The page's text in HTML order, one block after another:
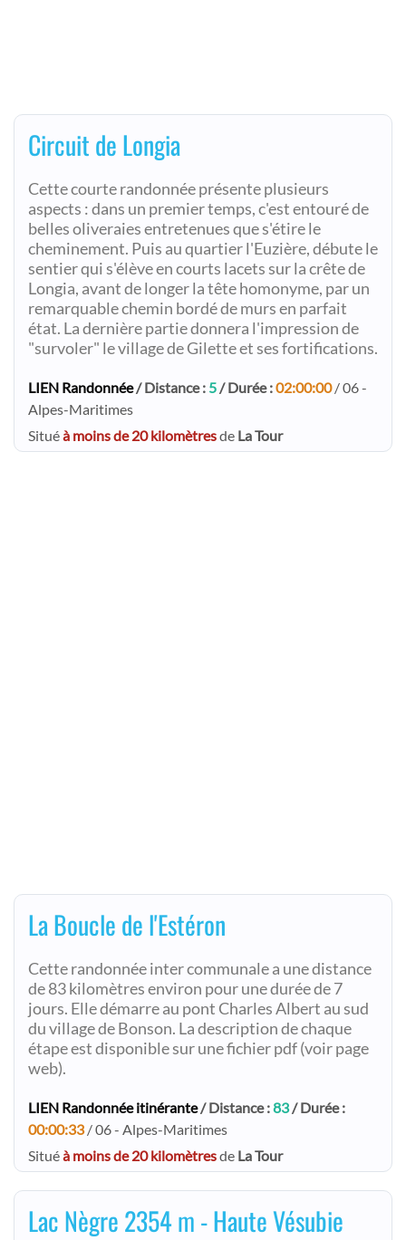
Circuit de Longia
Cette courte randonnée présente plusieurs
aspects : dans un premier temps, c'est entouré de
belles oliveraies entretenues que s'étire le
cheminement. Puis au quartier l'Euzière, débute le
sentier qui s'élève en courts lacets sur la crête de
Longia, avant de longer la tête homonyme, par un
remarquable chemin bordé de murs en parfait
état. La dernière partie donnera l'impression de
"survoler" le village de Gilette et ses fortifications.
LIEN Randonnée/ Distance : 5/ Durée :02:00:00/ 06 -
Alpes-Maritimes
Situéà moins de 20 kilomètresde La Tour
La Boucle de l'Estéron
Cette randonnée inter communale a une distance
de 83 kilomètres environ pour une durée de 7
jours. Elle démarre au pont Charles Albert au sud
du village de Bonson. La description de chaque
étape est disponible sur une fichier pdf (voir page
web).
LIEN Randonnée itinérante/ Distance :83/ Durée :
00:00:33/ 06 - Alpes-Maritimes
Situéà moins de 20 kilomètresde La Tour
Lac Nègre 2354 m - Haute Vésubie